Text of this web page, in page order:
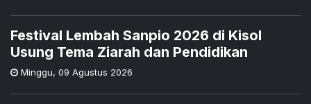
Festival Lembah Sanpio 2026 di Kisol
Usung Tema Ziarah dan Pendidikan
Minggu, 09 Agustus 2026